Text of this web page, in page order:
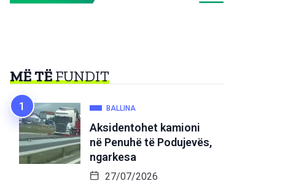
MË TËFUNDIT
BALLINA
Aksidentohet kamioni
në Penuhë të Podujevës,
ngarkesa
27/07/2026